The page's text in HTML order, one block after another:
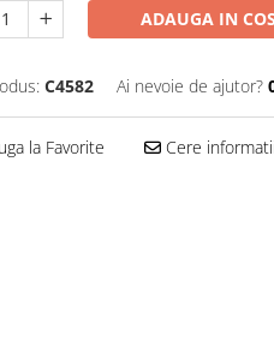
ADAUGA IN COS
C4582 Ai nevoie de ajutor?
la Favorite Cere informatii